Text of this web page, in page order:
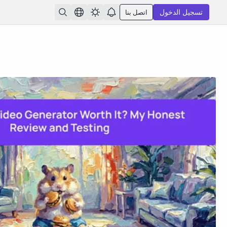
اتصل بنا تسجيل الدخول